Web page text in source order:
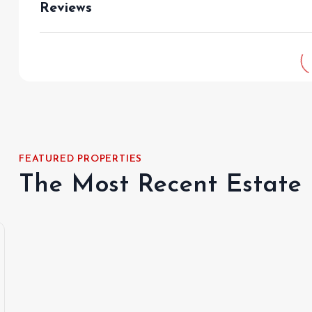
Reviews
FEATURED PROPERTIES
The Most Recent Estate